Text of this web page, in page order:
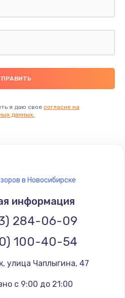
руб.
руб.
на кнопки
с устройством
звука
я даю свое согласие на
данных.
в Новосибирске
информация
284-06-09
100-40-54
, улица Чаплыгина, 47
с 9:00 до 21:00